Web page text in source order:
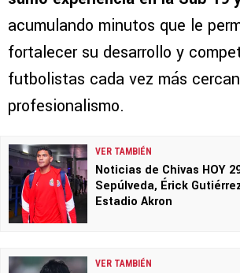
acumulando minutos que le
fortalecer su desarrollo y
futbolistas cada vez más
profesionalismo.
VER TAMBIÉN
Noticias de Chivas HOY
Sepúlveda, Érick
Estadio Akron
VER TAMBIÉN